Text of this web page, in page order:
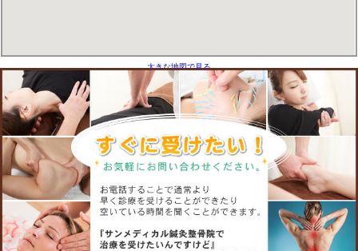
しかし、周囲のサポートがあれば数ヶ月以内にはおさまる症状です
して新たな育児生活を楽しく過ごせるように、みんなで頑張ってい
埼玉県中央区入船 サンメディカル鍼灸整骨院は、ママのサポートに
乱れや体が本調子ではないときは、整体や鍼灸治療をして体や心を
まれば心も休まることが多いです。自分自身が産後大変だったり、
ゃいましたらご相談下さい。早めの解決が健康の秘訣です。